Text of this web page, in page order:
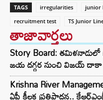
TAGS irregularities junior
recruitment test
TS Junior
తాజావార్తలు
Story Board:
జయ దగ్గర నుంచి విజయ్
Krishna River
ఏపీ కీలక ప్రతిపాదన..